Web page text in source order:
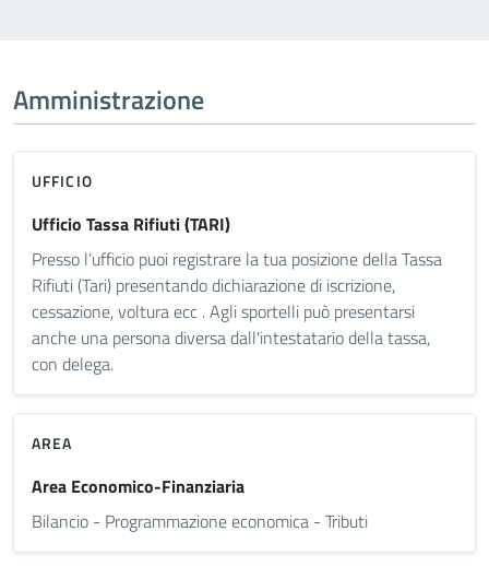
Amministrazione
UFFICIO
Ufficio Tassa Rifiuti (TARI)
Presso l’ufficio puoi registrare la tua posizione della Tassa
Rifiuti (Tari) presentando dichiarazione di iscrizione,
cessazione, voltura ecc . Agli sportelli può presentarsi
anche una persona diversa dall'intestatario della tassa,
con delega.
AREA
Area Economico-Finanziaria
Bilancio - Programmazione economica - Tributi